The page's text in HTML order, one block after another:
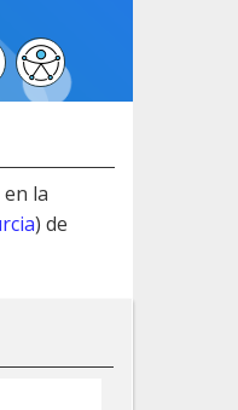
Accesibilidad
la
) de